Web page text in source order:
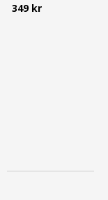
349 kr